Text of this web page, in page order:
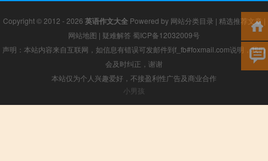
Copyright © 2012 - 2026 英语作文大全Powered by 网站分类目录 | 精选推荐文章 |
网站地图 | 疑难解答 蜀ICP备12032009号
声明：本站内容来自互联网，如信息有错误可发邮件到f_fb#foxmail.com说明，我们
会及时纠正，谢谢
本站仅为个人兴趣爱好，不接盈利性广告及商业合作
小男孩